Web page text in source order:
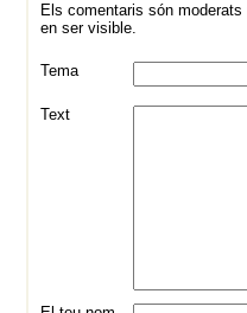
Els comentaris són
en ser visible.
Tema
Text